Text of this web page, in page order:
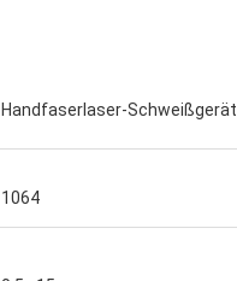
Handfaserlaser-Schweißgerät
1064